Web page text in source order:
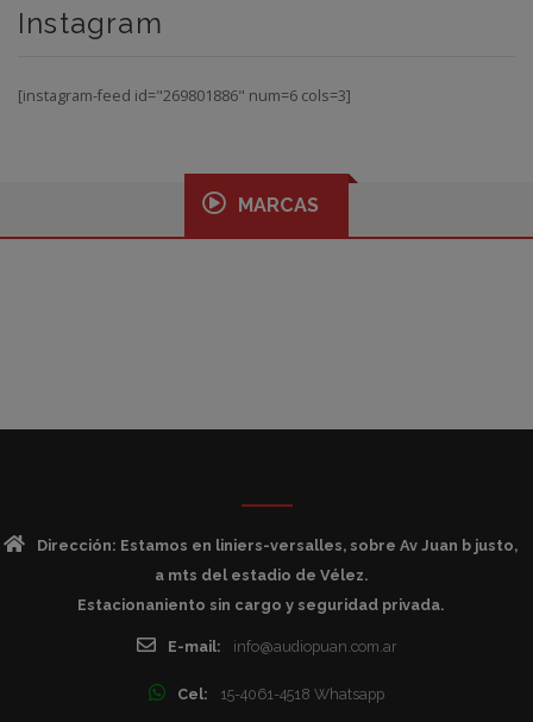
Instagram
[instagram-feed id="269801886" num=6 cols=3]
MARCAS
Dirección: Estamos en liniers-versalles, sobre Av Juan b justo,
a mts del estadio de Vélez.
Estacionaniento sin cargo y seguridad privada.
E-mail: info@audiopuan.com.ar
Cel: 15-4061-4518 Whatsapp